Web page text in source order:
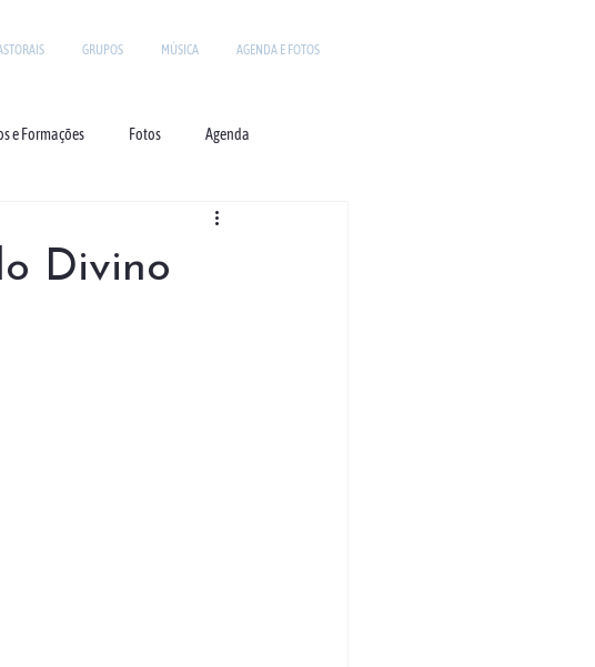
GRUPOS MÚSICA AGENDA E FOTOS
e Formações Fotos Agenda
Divino